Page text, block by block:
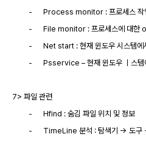
-
Process monitor : 프로세스 작
-
File monitor : 프로세스에 대한
-
Net start : 현재 윈도우 시스템에
-
Psservice – 현재 윈도우 ㅣ스템
7> 파일 관련
-
Hfind : 숨김 파일 위치 및 정보
-
TimeLine 분석 : 탐색기 -> 도구